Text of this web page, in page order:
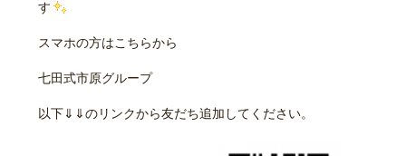
す
スマホの方はこちらから
七田式市原グループ
以下⇓⇓のリンクから友だち追加してください。